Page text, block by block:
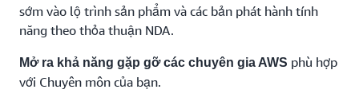
sớm vào lộ trình sản phẩm và các bản phát hành tính
năng theo thỏa thuận NDA.
Mở ra khả năng gặp gỡ các chuyên gia AWS phù hợp
với Chuyên môn của bạn.